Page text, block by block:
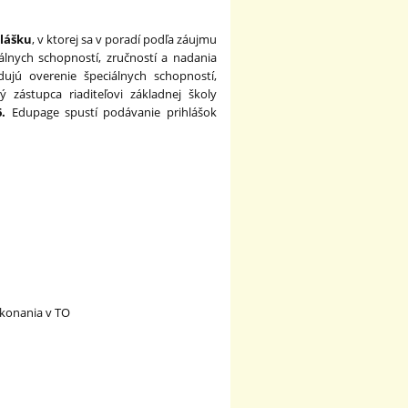
, v ktorej sa v poradí podľa záujmu
schopností, zručností a nadania
overenie špeciálnych schopností,
zástupca riaditeľovi základnej školy
Edupage spustí podávanie prihlášok
v TO